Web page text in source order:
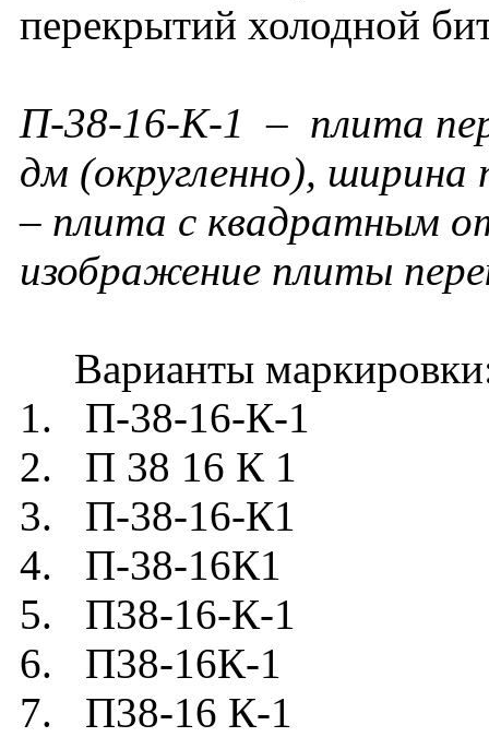
перекрытий холодной
П-38-16-К-1 – плита
дм (округленно),
– плита с квадратным
изображение плиты
Варианты
1. П-38-16-К-1
2. П 38 16 К 1
3. П-38-16-К1
4. П-38-16К1
5. П38-16-К-1
6. П38-16К-1
7. П38-16 К-1